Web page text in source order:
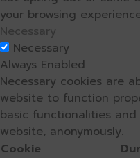
your browsing
Necessary
Necessary
Always Enabled
Necessary cookies are
website to function
basic functionalities
website, anonymously.
Cookie